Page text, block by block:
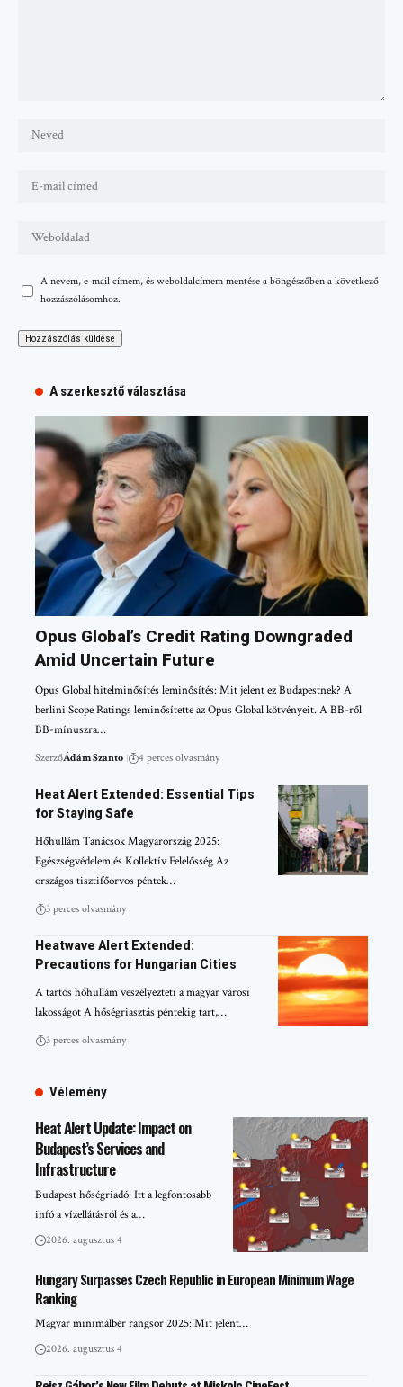
A nevem, e-mail címem, és weboldalcímem mentése a böngészőben a következő
hozzászólásomhoz.
A szerkesztő választása
Opus Global’s Credit Rating Downgraded
Amid Uncertain Future
Opus Global hitelminősítés leminősítés: Mit jelent ez Budapestnek? A
berlini Scope Ratings leminősítette az Opus Global kötvényeit. A BB-ről
BB-mínuszra…
SzerzőÁdám Szanto 4 perces olvasmány
Heat Alert Extended: Essential Tips
for Staying Safe
Hőhullám Tanácsok Magyarország 2025:
Egészségvédelem és Kollektív Felelősség Az
országos tisztifőorvos péntek…
3 perces olvasmány
Heatwave Alert Extended:
Precautions for Hungarian Cities
A tartós hőhullám veszélyezteti a magyar városi
lakosságot A hőségriasztás péntekig tart,…
3 perces olvasmány
Vélemény
Heat Alert Update: Impact on
Budapest’s Services and
Infrastructure
Budapest hőségriadó: Itt a legfontosabb
infó a vízellátásról és a…
2026. augusztus 4
Hungary Surpasses Czech Republic in European Minimum Wage
Ranking
Magyar minimálbér rangsor 2025: Mit jelent…
2026. augusztus 4